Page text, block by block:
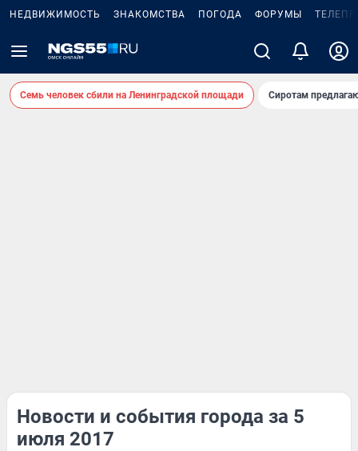
НЕДВИЖИМОСТЬ ЗНАКОМСТВА ПОГОДА ФОРУМЫ
Семь человек сбили на Ленинградской площади Сиротам
Новости и события города за 5
июля 2017